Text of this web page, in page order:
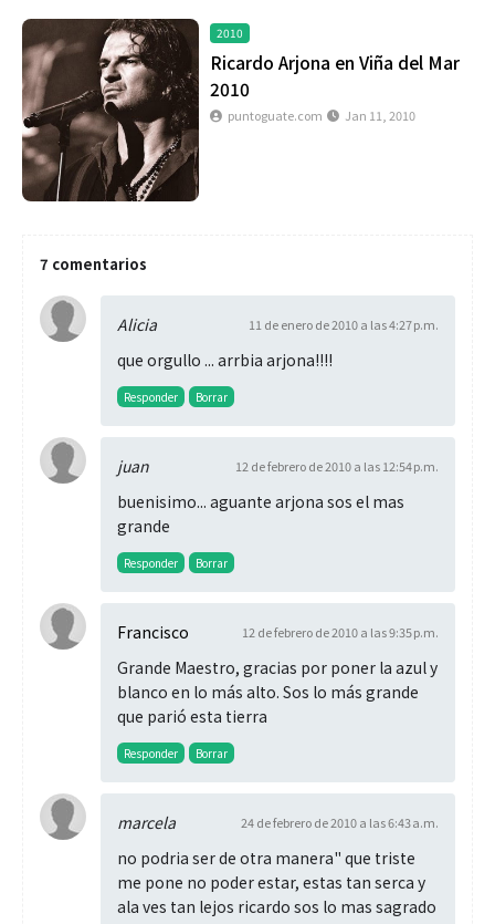
2010
Ricardo Arjona en Viña del Mar
2010
puntoguate.com Jan 11, 2010
7 comentarios
Alicia 11 de enero de 2010 a las 4:27 p.m.
que orgullo ... arrbia arjona!!!!
Responder Borrar
juan 12 de febrero de 2010 a las 12:54 p.m.
buenisimo... aguante arjona sos el mas
grande
Responder Borrar
Francisco 12 de febrero de 2010 a las 9:35 p.m.
Grande Maestro, gracias por poner la azul y
blanco en lo más alto. Sos lo más grande
que parió esta tierra
Responder Borrar
marcela 24 de febrero de 2010 a las 6:43 a.m.
no podria ser de otra manera" que triste
me pone no poder estar, estas tan serca y
ala ves tan lejos ricardo sos lo mas sagrado